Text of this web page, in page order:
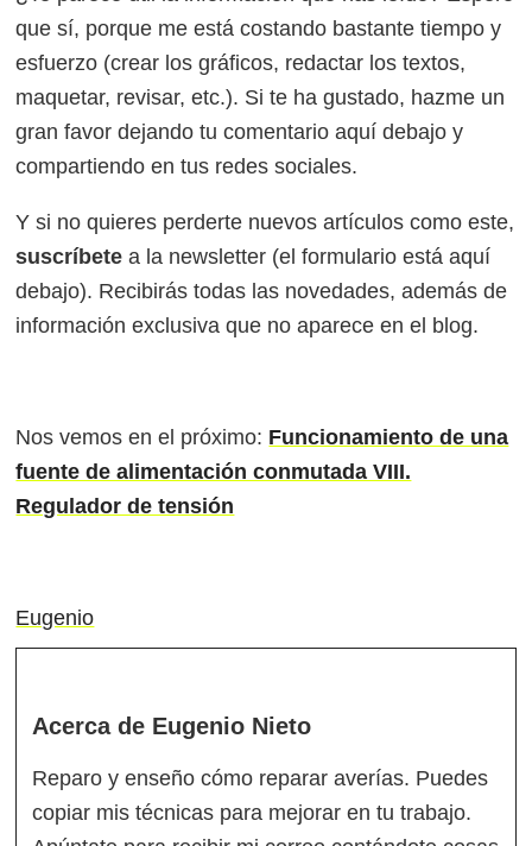
que sí, porque me está costando bastante tiempo y
esfuerzo (crear los gráficos, redactar los textos,
maquetar, revisar, etc.). Si te ha gustado, hazme un
gran favor dejando tu comentario aquí debajo y
compartiendo en tus redes sociales.
Y si no quieres perderte nuevos artículos como este,
suscríbete a la newsletter (el formulario está aquí
debajo). Recibirás todas las novedades, además de
información exclusiva que no aparece en el blog.
Nos vemos en el próximo: Funcionamiento de una
fuente de alimentación conmutada VIII.
Regulador de tensión
Eugenio
Acerca de Eugenio Nieto
Reparo y enseño cómo reparar averías. Puedes
copiar mis técnicas para mejorar en tu trabajo.